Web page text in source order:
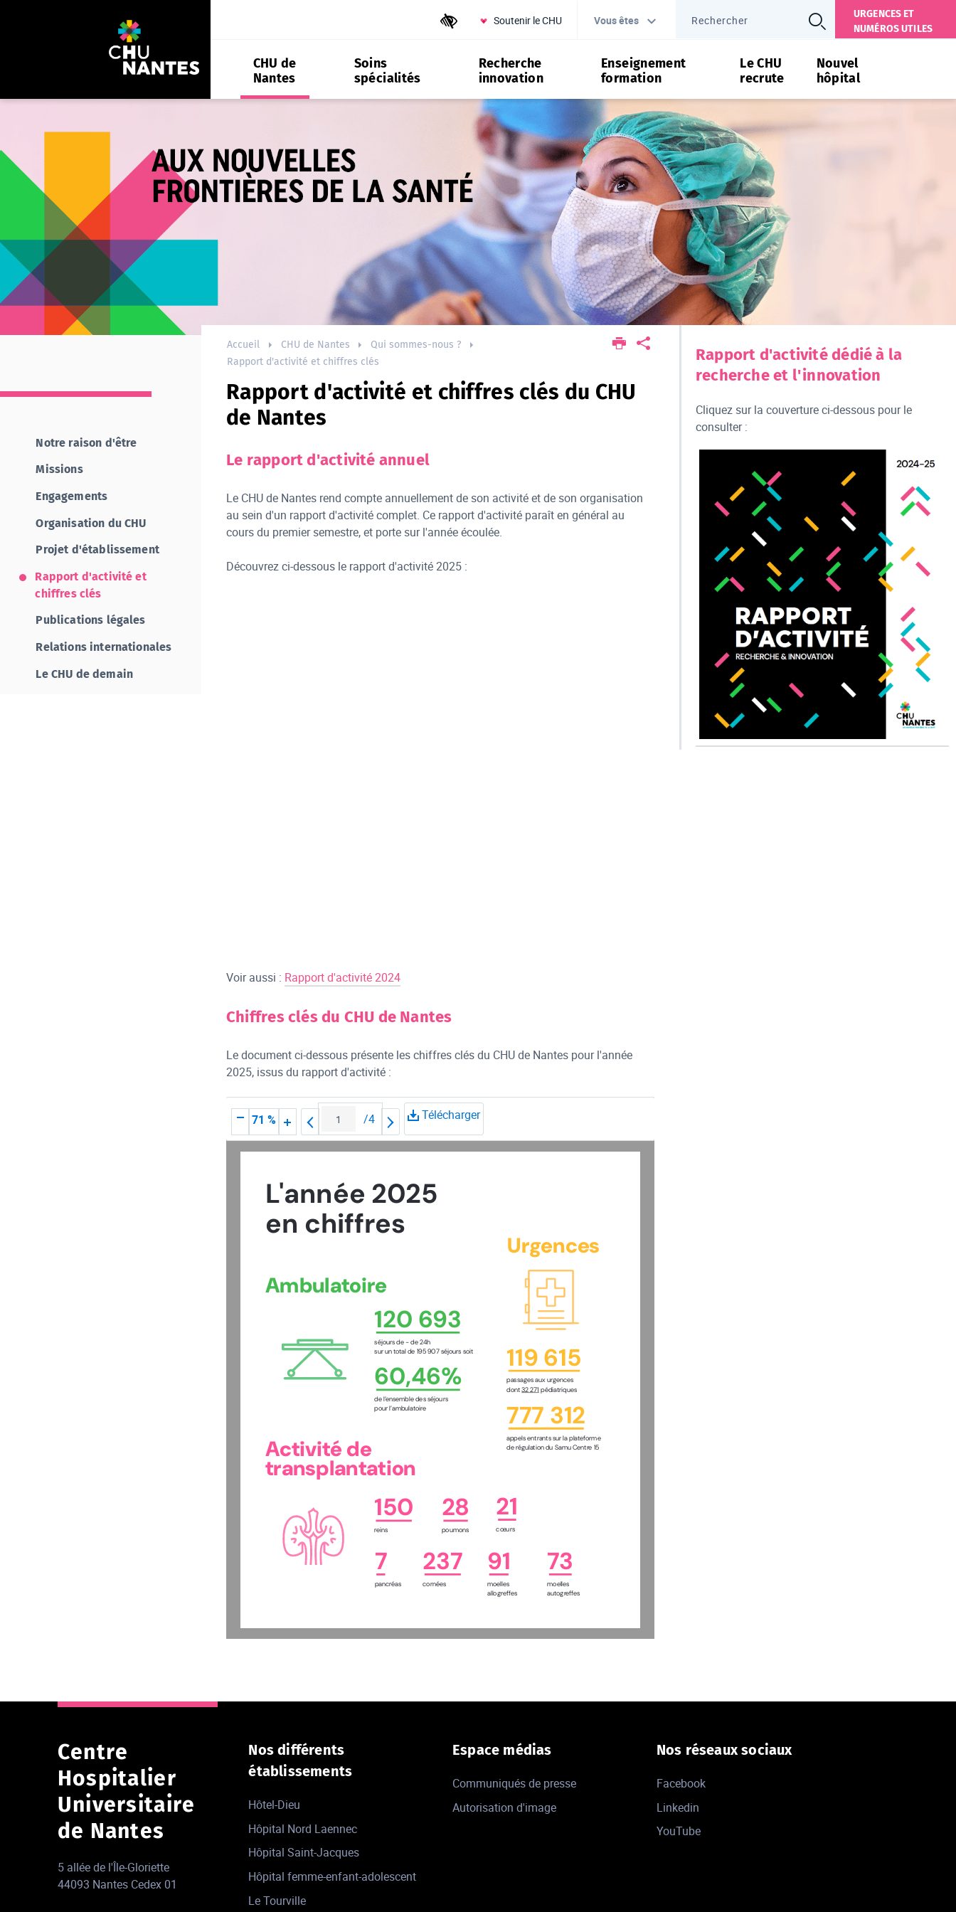
Outils d'accessibilité
Soutenir le CHU Vous êtes
URGENCES ET
NUMÉROS UTILES
CHU de
Nantes
Soins
spécialités
Recherche
innovation
Enseignement
formation
Le CHU
recrute
Nouvel
hôpital
Accueil CHU de Nantes
Qui sommes-nous ?
Rapport d'activité et chiffres clés
Rapport d'activité et chiffres clés du CHU
de Nantes
Le rapport d'activité annuel
Le CHU de Nantes rend compte annuellement de son activité et de son organisation
au sein d'un rapport d'activité complet. Ce rapport d'activité paraît en général au
cours du premier semestre, et porte sur l'année écoulée.
Découvrez ci-dessous le rapport d'activité 2025 :
Voir aussi : Rapport d'activité 2024
Chiffres clés du CHU de Nantes
Le document ci-dessous présente les chiffres clés du CHU de Nantes pour l'année
2025, issus du rapport d'activité :
71 % /4 Télécharger
Ambulatoire
Urgences
Activité de
transplantation
119 615
passages aux urgences
dont 32 271 pédiatriques
120 693
séjours de - de 24h
sur un total de 195 907 séjours soit
777 312
appels entrants sur la plateforme
de régulation du Samu Centre 15
60,46%
de l’ensemble des séjours
pour l’ambulatoire
73
moelles
autogreffes
150
reins
237
cornées
21
cœurs
28
poumons
91
moelles
allogreffes
7
pancréas
L'année 2025
en chiffres
Rapport d'activité dédié à la
recherche et l'innovation
Cliquez sur la couverture ci-dessous pour le
consulter :
Notre raison d'être
Missions
Engagements
Organisation du CHU
Projet d'établissement
Rapport d'activité et
chiffres clés
Publications légales
Relations internationales
Le CHU de demain
Centre
Hospitalier
Universitaire
de Nantes
5 allée de l'Île-Gloriette
44093 Nantes Cedex 01
Nos différents
établissements
Hôtel-Dieu
Hôpital Nord Laennec
Hôpital Saint-Jacques
Hôpital femme-enfant-adolescent
Le Tourville
Espace médias
Communiqués de presse
Autorisation d'image
Nos réseaux sociaux
Facebook
Linkedin
YouTube